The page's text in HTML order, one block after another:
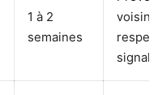
1 à 2
semaines